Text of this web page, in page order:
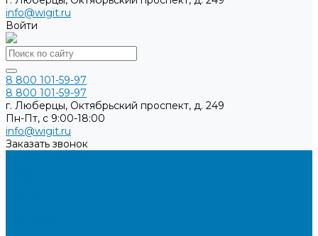
info@wigit.ru
Войти
8 800 101-59-97
8 800 101-59-97
г. Люберцы, Октябрьский проспект, д. 249
Пн-Пт, с 9:00-18:00
info@wigit.ru
Заказать звонок